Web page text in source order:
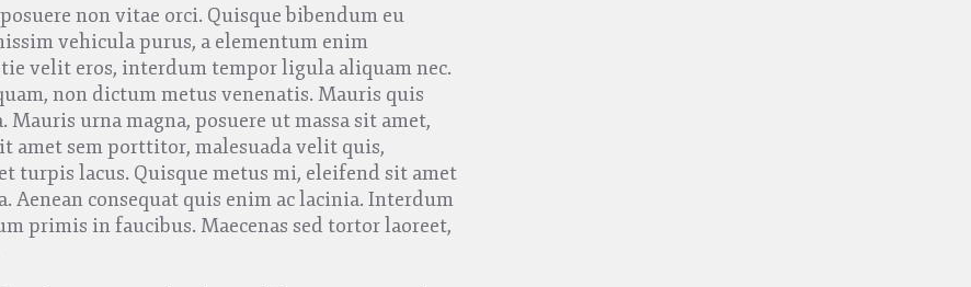
non vitae orci. Quisque bibendum eu
vehicula purus, a elementum enim
velit eros, interdum tempor ligula aliquam nec.
non dictum metus venenatis. Mauris quis
urna magna, posuere ut massa sit amet,
amet sem porttitor, malesuada velit quis,
turpis lacus. Quisque metus mi, eleifend sit amet
consequat quis enim ac lacinia. Interdum
primis in faucibus. Maecenas sed tortor laoreet,